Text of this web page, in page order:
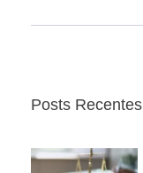
Posts Recentes